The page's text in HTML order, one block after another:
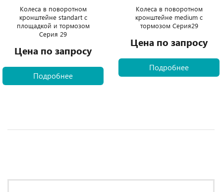
Колеса в поворотном
кронштейне standart с
площадкой и тормозом
Серия 29
Цена по запросу
Подробнее
Колеса в поворотном
кронштейне medium с
тормозом Серия29
Цена по запросу
Подробнее